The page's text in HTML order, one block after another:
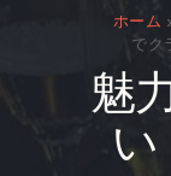
ホーム
でク
魅
い
貸切
通販
ス